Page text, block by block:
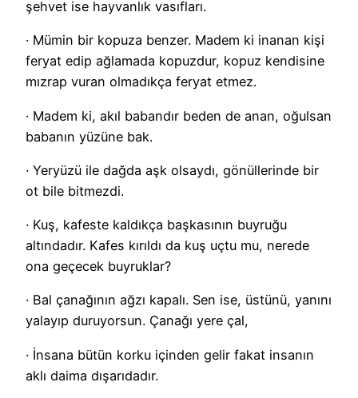
şehvet ise hayvanlık vasıfları.
· Mümin bir kopuza benzer. Madem ki inanan kişi
feryat edip ağlamada kopuzdur, kopuz kendisine
mızrap vuran olmadıkça feryat etmez.
· Madem ki, akıl babandır beden de anan, oğulsan
babanın yüzüne bak.
· Yeryüzü ile dağda aşk olsaydı, gönüllerinde bir
ot bile bitmezdi.
· Kuş, kafeste kaldıkça başkasının buyruğu
altındadır. Kafes kırıldı da kuş uçtu mu, nerede
ona geçecek buyruklar?
· Bal çanağının ağzı kapalı. Sen ise, üstünü, yanını
yalayıp duruyorsun. Çanağı yere çal,
· İnsana bütün korku içinden gelir fakat insanın
aklı daima dışarıdadır.